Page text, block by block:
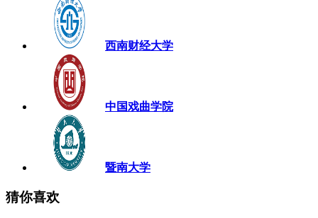
西南财经大学
中国戏曲学院
暨南大学
猜你喜欢